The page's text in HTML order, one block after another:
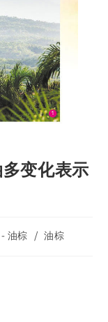
变化表示
油棕 / 油棕